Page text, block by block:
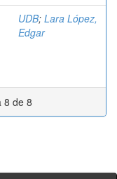
UDB; Lara López,
Edgar
8 de 8